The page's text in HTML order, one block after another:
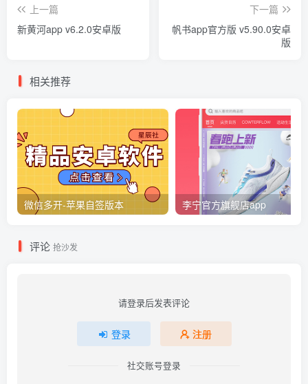
上一篇
新黄河app v6.2.0安卓版
下一篇
帆书app官方版 v5.90.0安卓
版
相关推荐
微信多开-苹果自签版本 李宁官方旗舰店app
评论 抢沙发
请登录后发表评论
登录 注册
社交账号登录